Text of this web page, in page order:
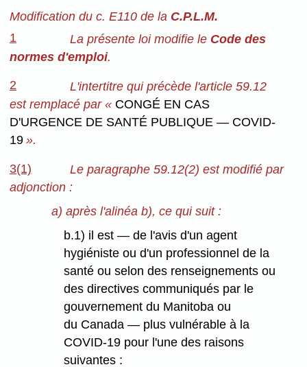
Modification du c. E110 de la C.P.L.M.
1
La présente loi modifie le Code des
normes d'emploi.
2
L'intertitre qui précède l'article 59.12
est remplacé par « CONGÉ EN CAS
D'URGENCE DE SANTÉ PUBLIQUE — COVID-
19».
3(1)
Le paragraphe 59.12(2) est modifié par
adjonction :
a) après l'alinéa b), ce qui suit :
b.1) il est — de l'avis d'un agent
hygiéniste ou d'un professionnel de la
santé ou selon des renseignements ou
des directives communiqués par le
gouvernement du Manitoba ou
du Canada — plus vulnérable à la
COVID-19 pour l'une des raisons
suivantes :